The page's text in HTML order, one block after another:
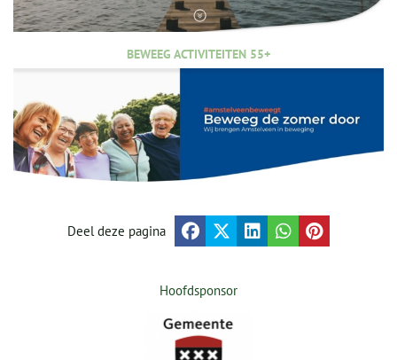
BEWEEG ACTIVITEITEN 55+
Deel deze pagina
Hoofdsponsor